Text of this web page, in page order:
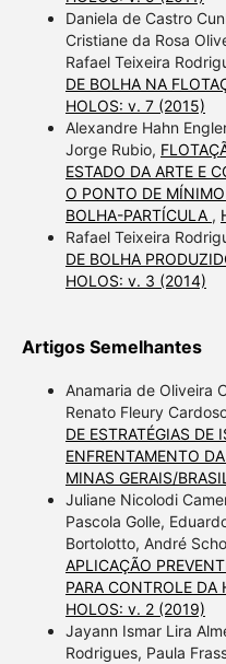
Daniela de Castro
Cristiane da Rosa
Rafael Teixeira
DE BOLHA NA
HOLOS: v. 7 (2015)
Alexandre Hahn
Jorge Rubio,
ESTADO DA ARTE E
O PONTO DE
BOLHA-PARTÍCULA ,
Rafael Teixeira
DE BOLHA
HOLOS: v. 3 (2014)
Artigos Semelhantes
Anamaria de Oliveira
Renato Fleury
DE ESTRATÉGIAS DE
ENFRENTAMENTO
MINAS GERAIS/
Juliane Nicolodi
Pascola Golle,
Bortolotto, André
APLICAÇÃO
PARA CONTROLE DA
HOLOS: v. 2 (2019)
Jayann Ismar Lira
Rodrigues, Paula